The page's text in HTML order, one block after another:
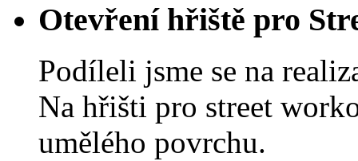
Otevření hřiště pro
Podíleli jsme se na
Na hřišti pro street
umělého povrchu.